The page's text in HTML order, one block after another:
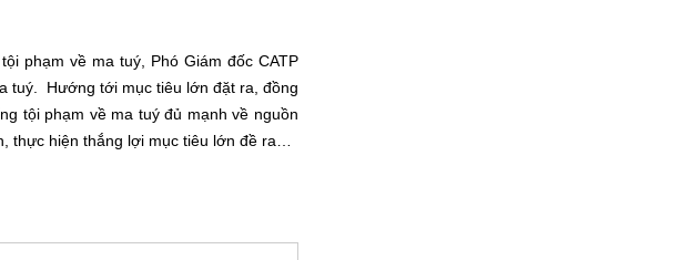
phạm về ma tuý, Phó Giám đốc CATP
tuý. Hướng tới mục tiêu lớn đặt ra, đồng
tội phạm về ma tuý đủ mạnh về nguồn
thực hiện thắng lợi mục tiêu lớn đề ra…